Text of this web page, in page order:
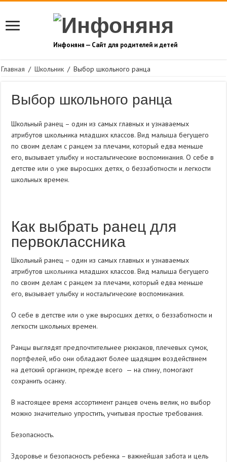
Инфоняня — Сайт для родителей и детей
Главная / Школьник / Выбор школьного ранца
Выбор школьного ранца
Школьный ранец – один из самых главных и узнаваемых
атрибутов школьника младших классов. Вид малыша бегущего
по своим делам с ранцем за плечами, который едва меньше
его, вызывает улыбку и ностальгические воспоминания. О себе в
детстве или о уже выросших детях, о беззаботности и легкости
школьных времен.
Как выбрать ранец для
первоклассника
Школьный ранец – один из самых главных и узнаваемых
атрибутовшкольника младших классов. Вид малыша бегущего
по своим делам с ранцем за плечами, который едва меньше
его, вызывает улыбку и ностальгические воспоминания.
О себе в детстве или о уже выросших детях, о беззаботности и
легкости школьных времен.
Ранцы выглядят предпочтительнее рюкзаков, плечевых сумок,
портфелей, ибо они обладают более щадящим воздействием
на детский организм, прежде всего — на спину, помогают
сохранить осанку.
В настоящее время ассортимент ранцев очень велик, но выбор
можно значительно упростить, учитывая простые требования.
Безопасность.
Здоровье и безопасность ребенка – важнейшая забота и цель